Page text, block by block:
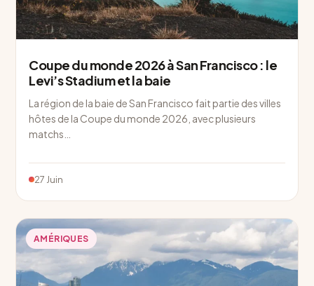
Coupe du monde 2026 à San Francisco : le
Levi’s Stadium et la baie
La région de la baie de San Francisco fait partie des villes
hôtes de la Coupe du monde 2026, avec plusieurs
matchs…
27 Juin
AMÉRIQUES